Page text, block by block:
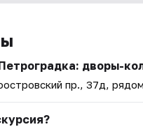
дворы-
пр., 37д,